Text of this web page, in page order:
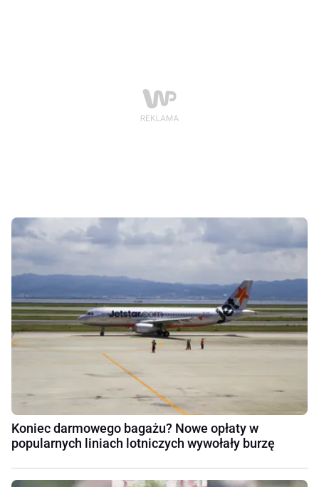
Koniec darmowego bagażu? Nowe opłaty w
popularnych liniach lotniczych wywołały burzę